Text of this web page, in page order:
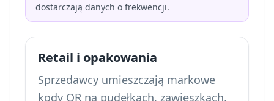
dostarczają danych o frekwencji.
Retail i opakowania
Sprzedawcy umieszczają markowe
kody QR na pudełkach, zawieszkach,